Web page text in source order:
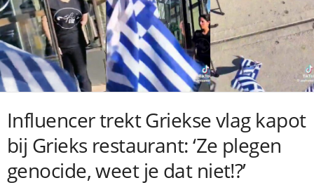
Influencer trekt Griekse vlag kapot
bij Grieks restaurant: ‘Ze plegen
genocide, weet je dat niet!?’